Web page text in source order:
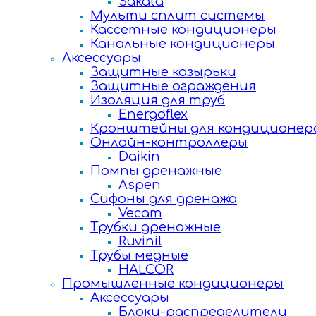
Мульти сплит системы
Кассетные кондиционеры
Канальные кондиционеры
Аксессуары
Защитные козырьки
Защитные ограждения
Изоляция для труб
Energoflex
Кронштейны для
Онлайн-контроллеры
Daikin
Помпы дренажные
Aspen
Сифоны для дренажа
Vecam
Трубки дренажные
Ruvinil
Трубы медные
HALCOR
Промышленные кондиционеры
Аксессуары
Блоки-распределители